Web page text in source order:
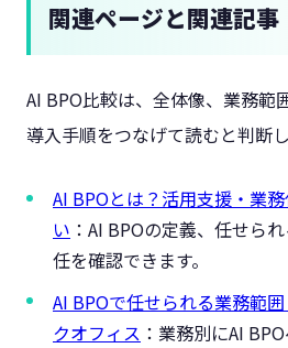
関連ページと関連記事
AI BPO比較は、全体像、業務範
導入手順をつなげて読むと判断
AI BPOとは？活用支援・業
い ：AI BPOの定義、任せら
任を確認できます。
AI BPOで任せられる業務範
クオフィス ：業務別にAI